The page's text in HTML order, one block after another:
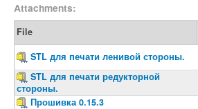
Attachments:
File
STL для печати ленивой стороны.
STL для печати редукторной
стороны.
Прошивка 0.15.3